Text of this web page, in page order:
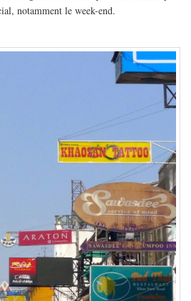
notamment le week-end.